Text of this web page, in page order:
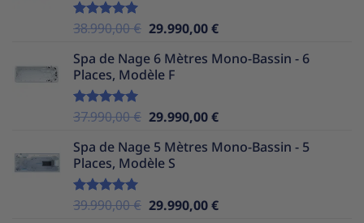
Note5.00
38.990,00€ Le
initial
était :
29.990,00€Le
actuel
Spa de Nage 6 Mètres Mono-Bassin - 6
Places, Modèle F
Note5.00
37.990,00€ Le
initial
était :
29.990,00€Le
actuel
Spa de Nage 5 Mètres Mono-Bassin - 5
Places, Modèle S
Note5.00
39.990,00€ Le
29.990,00€Le